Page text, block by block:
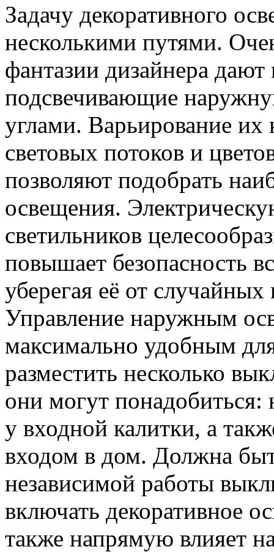
Задачу декоративного
несколькими путями.
фантазии дизайнера
подсвечивающие
углами. Варьирование их
световых потоков и
позволяют подобрать
освещения.
светильников
повышает безопасность
уберегая её от
Управление наружным
максимально удобным
разместить несколько
они могут понадобиться:
у входной калитки, а
входом в дом. Должна
независимой работы
включать декоративное
также напрямую влияет